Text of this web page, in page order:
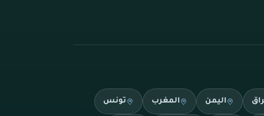
اليمن المغرب تونس